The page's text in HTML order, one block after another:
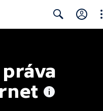
práva